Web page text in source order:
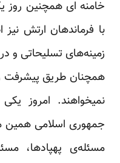
با فرماندهان ارتش
زمینه‌های تسلیحاتی و
همچنان طریق پیشرفت
نمیخواهند. امروز یکی
جمهوری اسلامی
مسئله‌ی پهپادها،